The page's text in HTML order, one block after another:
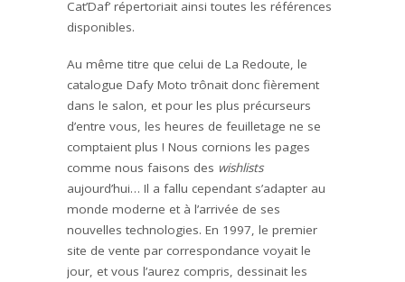
Cat’Daf’ répertoriait ainsi toutes les références
disponibles.
Au même titre que celui de La Redoute, le
catalogue Dafy Moto trônait donc fièrement
dans le salon, et pour les plus précurseurs
d’entre vous, les heures de feuilletage ne se
comptaient plus ! Nous cornions les pages
comme nous faisons des wishlists
aujourd’hui… Il a fallu cependant s’adapter au
monde moderne et à l’arrivée de ses
nouvelles technologies. En 1997, le premier
site de vente par correspondance voyait le
jour, et vous l’aurez compris, dessinait les